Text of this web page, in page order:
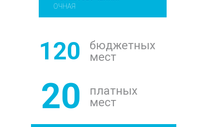
ОЧНАЯ
120
бюджетных
мест
20
платных
мест